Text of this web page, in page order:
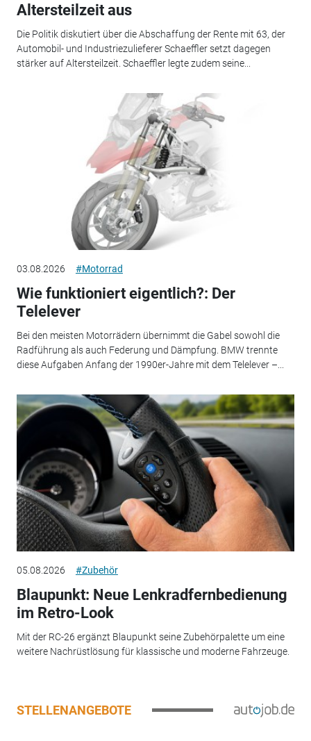
Altersteilzeit aus
Die Politik diskutiert über die Abschaffung der Rente mit 63, der
Automobil- und Industriezulieferer Schaeffler setzt dagegen
stärker auf Altersteilzeit. Schaeffler legte zudem seine...
03.08.2026 #Motorrad
Wie funktioniert eigentlich?: Der
Telelever
Bei den meisten Motorrädern übernimmt die Gabel sowohl die
Radführung als auch Federung und Dämpfung. BMW trennte
diese Aufgaben Anfang der 1990er-Jahre mit dem Telelever –...
05.08.2026 #Zubehör
Blaupunkt: Neue Lenkradfernbedienung
im Retro-Look
Mit der RC-26 ergänzt Blaupunkt seine Zubehörpalette um eine
weitere Nachrüstlösung für klassische und moderne Fahrzeuge.
STELLENANGEBOTE